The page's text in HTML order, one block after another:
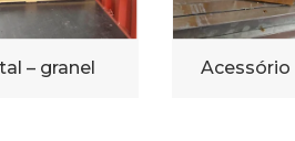
– granel Acessório